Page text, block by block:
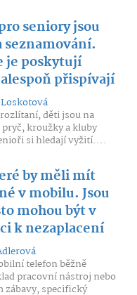
seniory jsou
je poskytují
přispívají
děti jsou na
kroužky a kluby
si hledají vyžití....
by měli mít
v mobilu. Jsou
mohou být v
k nezaplacení
telefon běžně
pracovní nástroj nebo
zábavy, specifický